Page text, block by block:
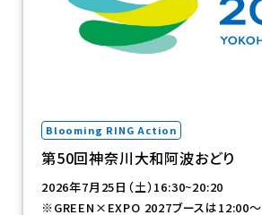
Blooming RING Action
第50回神奈川大和阿波おどり
2026年7月25日（土）16:30~20:20
※GREEN×EXPO 2027ブースは12:00～